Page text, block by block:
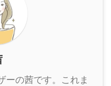
ーの茜です。これま